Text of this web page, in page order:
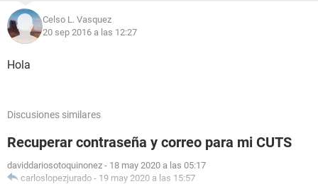
Celso L. Vasquez
20 sep 2016 a las 12:27
Hola
Discusiones similares
Recuperar contraseña y correo para mi CUTS
daviddariosotoquinonez - 18 may 2020 a las 05:17
carloslopezjurado - 19 may 2020 a las 15:57